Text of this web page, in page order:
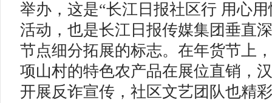
举办，这是“长江日报社区行 用心
活动，也是长江日报传媒集团垂直
节点细分拓展的标志。在年货节上
项山村的特色农产品在展位直销，
开展反诈宣传，社区文艺团队也精